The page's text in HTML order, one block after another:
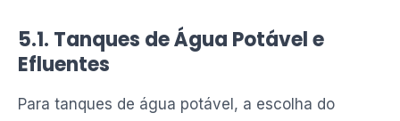
5.1. Tanques de Água Potável e
Efluentes
Para tanques de água potável, a escolha do